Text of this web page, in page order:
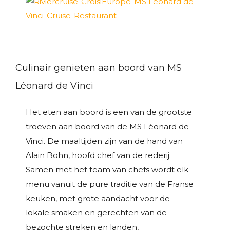
Culinair genieten aan boord van MS
Léonard de Vinci
Het eten aan boord is een van de grootste
troeven aan boord van de MS Léonard de
Vinci. De maaltijden zijn van de hand van
Alain Bohn, hoofd chef van de rederij.
Samen met het team van chefs wordt elk
menu vanuit de pure traditie van de Franse
keuken, met grote aandacht voor de
lokale smaken en gerechten van de
bezochte streken en landen,